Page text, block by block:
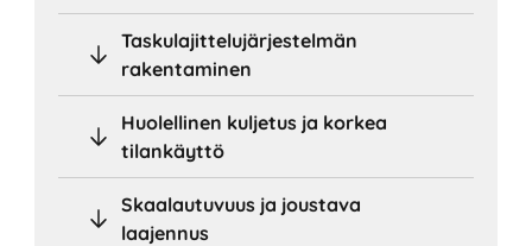
Taskulajittelujärjestelmän
rakentaminen
Huolellinen kuljetus ja korkea
tilankäyttö
Skaalautuvuus ja joustava
laajennus